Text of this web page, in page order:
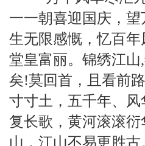
一一朝喜迎国庆，
生无限感慨，忆百年
堂皇富丽。锦绣江山
矣!莫回首，且看前
寸寸土，五千年、
复长歌，黄河滚滚
山，江山不易更胜